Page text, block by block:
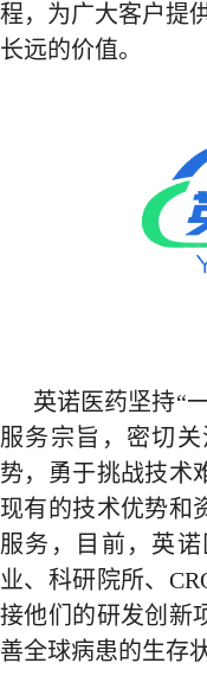
程， 为广大客户提
长远的价值。
英诺医药坚持“
服务宗旨，密切
势，勇于挑战技术
现有的技术优势和
服务，目前，英
业、科研院所、
接他们的研发创新
善全球病患的生存